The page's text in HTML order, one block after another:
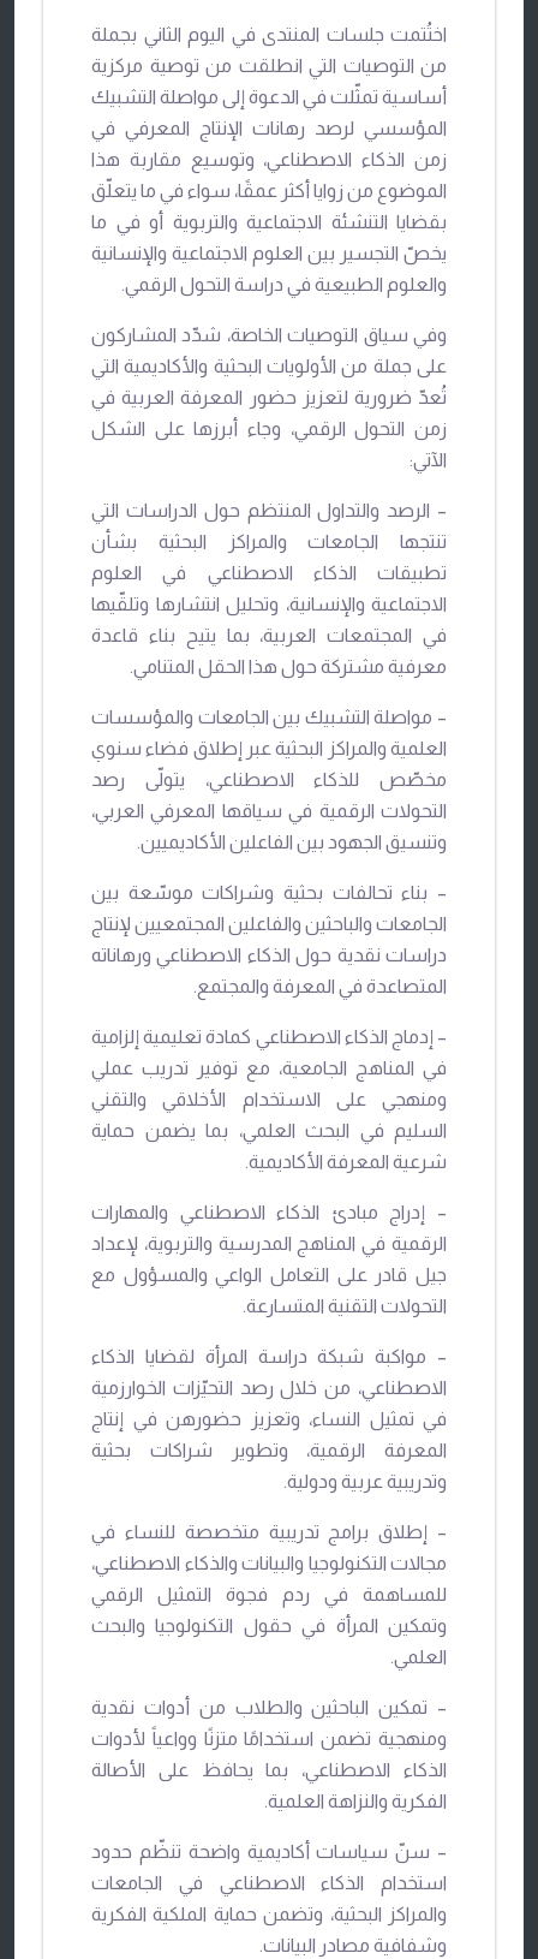
اختُتمت جلسات المنتدى في اليوم الثاني بجملة
من التوصيات التي انطلقت من توصية مركزية
أساسية تمثّلت في الدعوة إلى مواصلة التشبيك
المؤسسي لرصد رهانات الإنتاج المعرفي في
زمن الذكاء الاصطناعي، وتوسيع مقاربة هذا
الموضوع من زوايا أكثر عمقًا، سواء في ما يتعلّق
بقضايا التنشئة الاجتماعية والتربوية أو في ما
يخصّ التجسير بين العلوم الاجتماعية والإنسانية
والعلوم الطبيعية في دراسة التحول الرقمي.
وفي سياق التوصيات الخاصة، شدّد المشاركون
على جملة من الأولويات البحثية والأكاديمية التي
تُعدّ ضرورية لتعزيز حضور المعرفة العربية في
زمن التحول الرقمي، وجاء أبرزها على الشكل
الآتي:
– الرصد والتداول المنتظم حول الدراسات التي
تنتجها الجامعات والمراكز البحثية بشأن
تطبيقات الذكاء الاصطناعي في العلوم
الاجتماعية والإنسانية، وتحليل انتشارها وتلقّيها
في المجتمعات العربية، بما يتيح بناء قاعدة
معرفية مشتركة حول هذا الحقل المتنامي.
– مواصلة التشبيك بين الجامعات والمؤسسات
العلمية والمراكز البحثية عبر إطلاق فضاء سنوي
مخصّص للذكاء الاصطناعي، يتولّى رصد
التحولات الرقمية في سياقها المعرفي العربي،
وتنسيق الجهود بين الفاعلين الأكاديميين.
– بناء تحالفات بحثية وشراكات موسّعة بين
الجامعات والباحثين والفاعلين المجتمعيين لإنتاج
دراسات نقدية حول الذكاء الاصطناعي ورهاناته
المتصاعدة في المعرفة والمجتمع.
– إدماج الذكاء الاصطناعي كمادة تعليمية إلزامية
في المناهج الجامعية، مع توفير تدريب عملي
ومنهجي على الاستخدام الأخلاقي والتقني
السليم في البحث العلمي، بما يضمن حماية
شرعية المعرفة الأكاديمية.
– إدراج مبادئ الذكاء الاصطناعي والمهارات
الرقمية في المناهج المدرسية والتربوية، لإعداد
جيل قادر على التعامل الواعي والمسؤول مع
التحولات التقنية المتسارعة.
– مواكبة شبكة دراسة المرأة لقضايا الذكاء
الاصطناعي، من خلال رصد التحيّزات الخوارزمية
في تمثيل النساء، وتعزيز حضورهن في إنتاج
المعرفة الرقمية، وتطوير شراكات بحثية
وتدريبية عربية ودولية.
– إطلاق برامج تدريبية متخصصة للنساء في
مجالات التكنولوجيا والبيانات والذكاء الاصطناعي،
للمساهمة في ردم فجوة التمثيل الرقمي
وتمكين المرأة في حقول التكنولوجيا والبحث
العلمي.
– تمكين الباحثين والطلاب من أدوات نقدية
ومنهجية تضمن استخدامًا متزنًا وواعياً لأدوات
الذكاء الاصطناعي، بما يحافظ على الأصالة
الفكرية والنزاهة العلمية.
– سنّ سياسات أكاديمية واضحة تنظّم حدود
استخدام الذكاء الاصطناعي في الجامعات
والمراكز البحثية، وتضمن حماية الملكية الفكرية
وشفافية مصادر البيانات.